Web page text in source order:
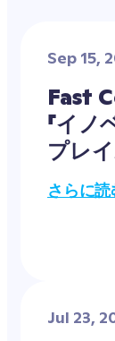
Sep 15,
Fast
「イ
プレイ
さらに読
Jul 23,